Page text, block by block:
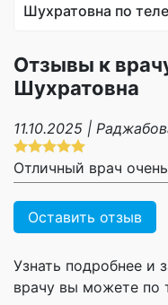
Шухратовна по
Отзывы к
Шухратовна
11.10.2025 |
Отличный врач
Оставить отзыв
Узнать подробнее и
врачу вы можете